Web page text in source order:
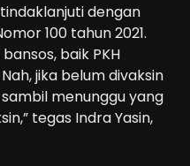
dengan
100 tahun 2021.
baik PKH
jika belum divaksin
menunggu yang
tegas Indra Yasin,